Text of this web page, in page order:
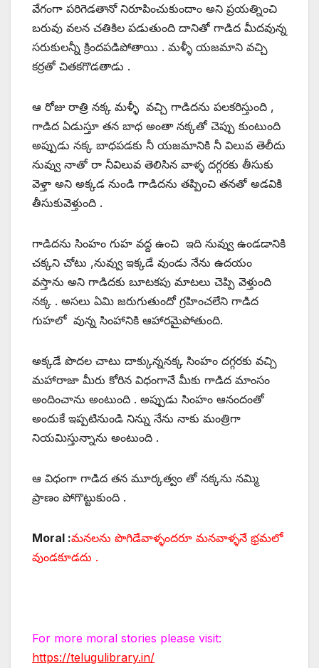
వేగంగా పరిగెడతానో నిరూపించుకుందాం అని ప్రయత్నించి
బరువు వలన చతికిల పడుతుంది దానితో గాడిద మీదవున్న
సరుకులన్నీ క్రిందపడిపోతాయి . మళ్ళీ యజమాని వచ్చి
కర్రతో చితకగొడతాడు .
ఆ రోజు రాత్రి నక్క మళ్ళీ వచ్చి గాడిదను పలకరిస్తుంది ,
గాడిద ఏడుస్తూ తన బాధ అంతా నక్కతో చెప్పు కుంటుంది
అప్పుడు నక్క బాధపడకు నీ యజమానికి నీ విలువ తెలీదు
నువ్వు నాతో రా నీవిలువ తెలిసిన వాళ్ళ దగ్గరకు తీసుకు
వెళ్తా అని అక్కడ నుండి గాడిదను తప్పించి తనతో అడవికి
తీసుకువెళ్తుంది .
గాడిదను సింహం గుహ వద్ద ఉంచి ఇది నువ్వు ఉండడానికి
చక్కని చోటు ,నువ్వు ఇక్కడే వుండు నేను ఉదయం
వస్తాను అని గాడిదకు బూటకపు మాటలు చెప్పి వెళ్తుంది
నక్క . అసలు ఏమి జరుగుతుందో గ్రహించలేని గాడిద
గుహలో వున్న సింహానికి ఆహారమైపోతుంది.
అక్కడే పొదల చాటు దాక్కున్ననక్క సింహం దగ్గరకు వచ్చి
మహారాజా మీరు కోరిన విధంగానే మీకు గాడిద మాంసం
అందించాను అంటుంది . అప్పుడు సింహం ఆనందంతో
అందుకే ఇప్పటినుండి నిన్ను నేను నాకు మంత్రిగా
నియమిస్తున్నాను అంటుంది .
ఆ విధంగా గాడిద తన మూర్కత్వం తో నక్కను నమ్మి
ప్రాణం పోగొట్టుకుంది .
Moral :మనలను పొగిడేవాళ్ళందరూ మనవాళ్ళనే భ్రమలో
వుండకూడదు .
For more moral stories please visit:
https://telugulibrary.in/